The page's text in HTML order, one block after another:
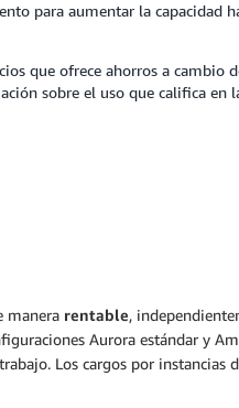
para aumentar la capacidad
que ofrece ahorros a cambio
sobre el uso que califica en
manera rentable,
Aurora estándar y
Los cargos por instancias